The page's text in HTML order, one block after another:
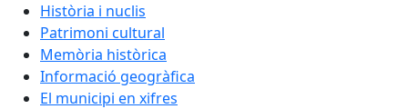
Història i nuclis
Patrimoni cultural
Memòria històrica
Informació geogràfica
El municipi en xifres